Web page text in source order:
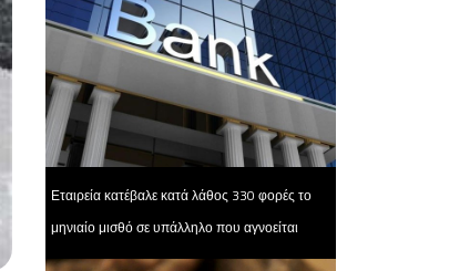
Εταιρεία κατέβαλε κατά λάθος 330 φορές το
μηνιαίο μισθό σε υπάλληλο που αγνοείται